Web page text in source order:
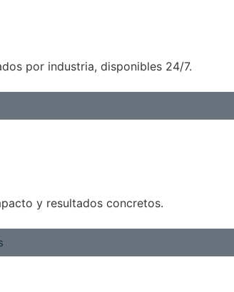
por industria, disponibles 24/7.
y resultados concretos.